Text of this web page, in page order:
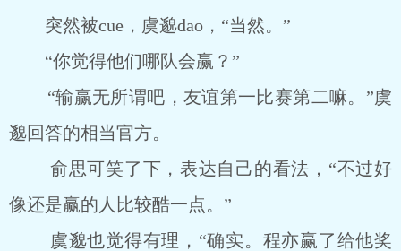
突然被cue，虞邈dao，“当然。”
“你觉得他们哪队会赢？”
“输赢无所谓吧，友谊第一比赛第二嘛。”虞
邈回答的相当官方。
俞思可笑了下，表达自己的看法，“不过好
像还是赢的人比较酷一点。”
虞邈也觉得有理，“确实。程亦赢了给他奖